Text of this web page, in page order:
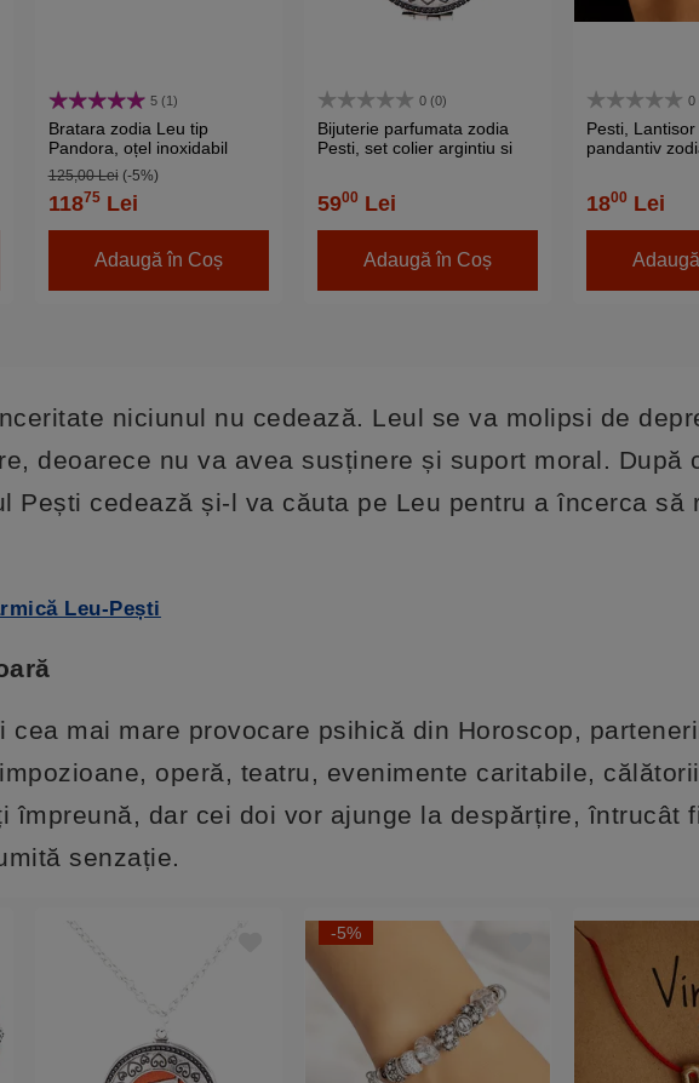
5 (1)
Bratara zodia Leu tip
Pandora, oțel inoxidabil
suflat cu argint, verde
deschis
125,00 Lei(-5%)
11875Lei
Adaugă în Coș
0 (0)
Bijuterie parfumata zodia
Pesti, set colier argintiu si
discuri diverse culori
5900 Lei
Adaugă în Coș
0
Pesti,
pandantiv
pentru dama
1800 Lei
niciunul nu cedează. Leul se va molipsi de
deoarece nu va avea susținere și suport moral. După
Pești cedează și-l va căuta pe Leu pentru a încerca să
Leu-Pești
cea mai mare provocare psihică din Horoscop,
operă, teatru, evenimente caritabile,
împreună, dar cei doi vor ajunge la despărțire, întrucât
senzație.
-5%